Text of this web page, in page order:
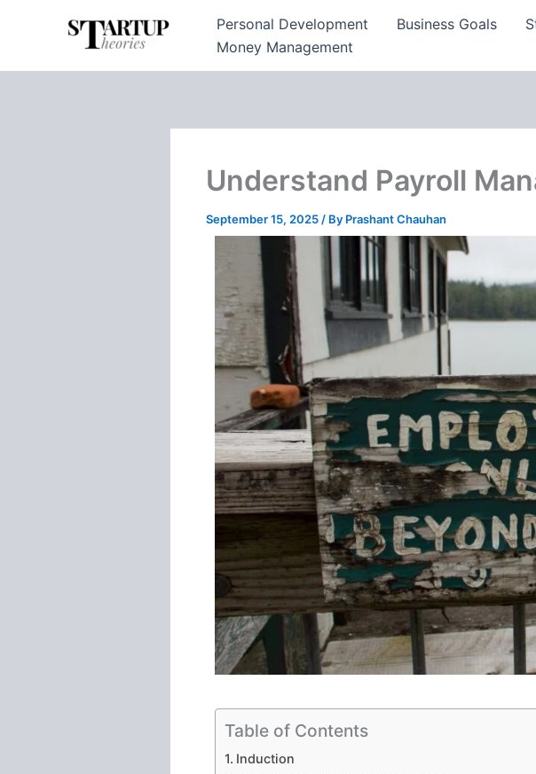
Personal Development Business Goals
Money Management
Understand Payroll
September 15, 2025 / By Prashant Chauhan
Table of Contents
Induction